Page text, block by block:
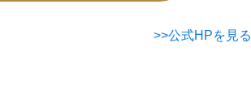
>>公式HPを見る